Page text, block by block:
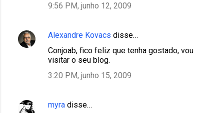
9:56 PM, junho 12, 2009
Alexandre Kovacs disse…
Conjoab, fico feliz que tenha gostado, vou
visitar o seu blog.
3:20 PM, junho 15, 2009
myra disse…